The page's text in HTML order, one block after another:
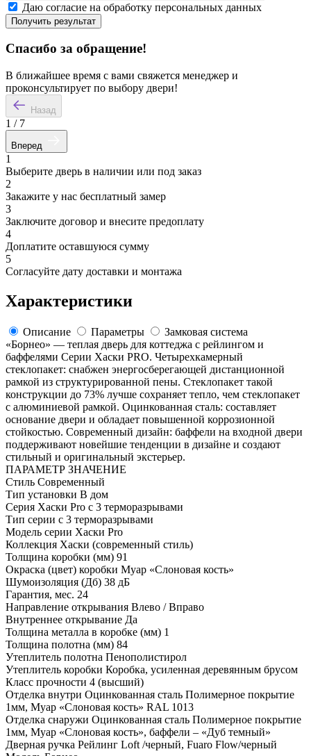
Даю согласие на обработку персональных данных
Получить результат
Спасибо за обращение!
В ближайшее время с вами свяжется менеджер и
проконсультирует по выбору двери!
Назад
1 / 7
Вперед
1
Выберите дверь в наличии или под заказ
2
Закажите у нас бесплатный замер
3
Заключите договор и внесите предоплату
4
Доплатите оставшуюся сумму
5
Согласуйте дату доставки и монтажа
Характеристики
Описание Параметры
Замковая система
«Борнео» — теплая дверь для коттеджа с рейлингом и
баффелями Серии Хаски PRO. Четырехкамерный
стеклопакет: снабжен энергосберегающей дистанционной
рамкой из структурированной пены. Стеклопакет такой
конструкции до 73% лучше сохраняет тепло, чем стеклопакет
с алюминиевой рамкой. Оцинкованная сталь: составляет
основание двери и обладает повышенной коррозионной
стойкостью. Современный дизайн: баффели на входной двери
поддерживают новейшие тенденции в дизайне и создают
стильный и оригинальный экстерьер.
ПАРАМЕТР ЗНАЧЕНИЕ
Стиль Современный
Тип установки В дом
Серия Хаски Pro с 3 терморазрывами
Тип серии с 3 терморазрывами
Модель серии Хаски Pro
Коллекция Хаски (современный стиль)
Толщина коробки (мм) 91
Окраска (цвет) коробки Муар «Слоновая кость»
Шумоизоляция (Дб) 38 дБ
Гарантия, мес. 24
Направление открывания Влево / Вправо
Внутреннее открывание Да
Толщина металла в коробке (мм) 1
Толщина полотна (мм) 84
Утеплитель полотна Пенополистирол
Утеплитель коробки Коробка, усиленная деревянным брусом
Класс прочности 4 (высший)
Отделка внутри Оцинкованная сталь Полимерное покрытие
1мм, Муар «Слоновая кость» RAL 1013
Отделка снаружи Оцинкованная сталь Полимерное покрытие
1мм, Муар «Слоновая кость», баффели – «Дуб темный»
Дверная ручка Рейлинг Loft /черный, Fuaro Flow/черный